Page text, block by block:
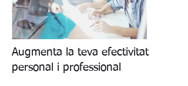
Augmenta la teva efectivitat
personal i professional